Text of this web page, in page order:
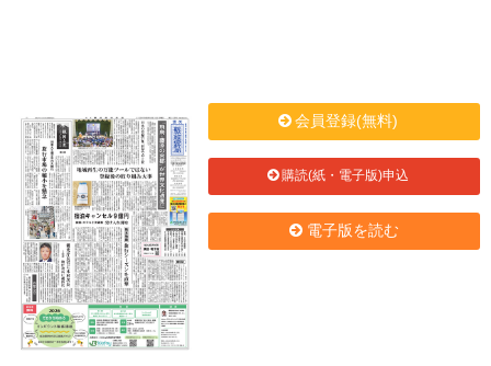
会員登録(無料)
購読(紙・電子版)申込
電子版を読む